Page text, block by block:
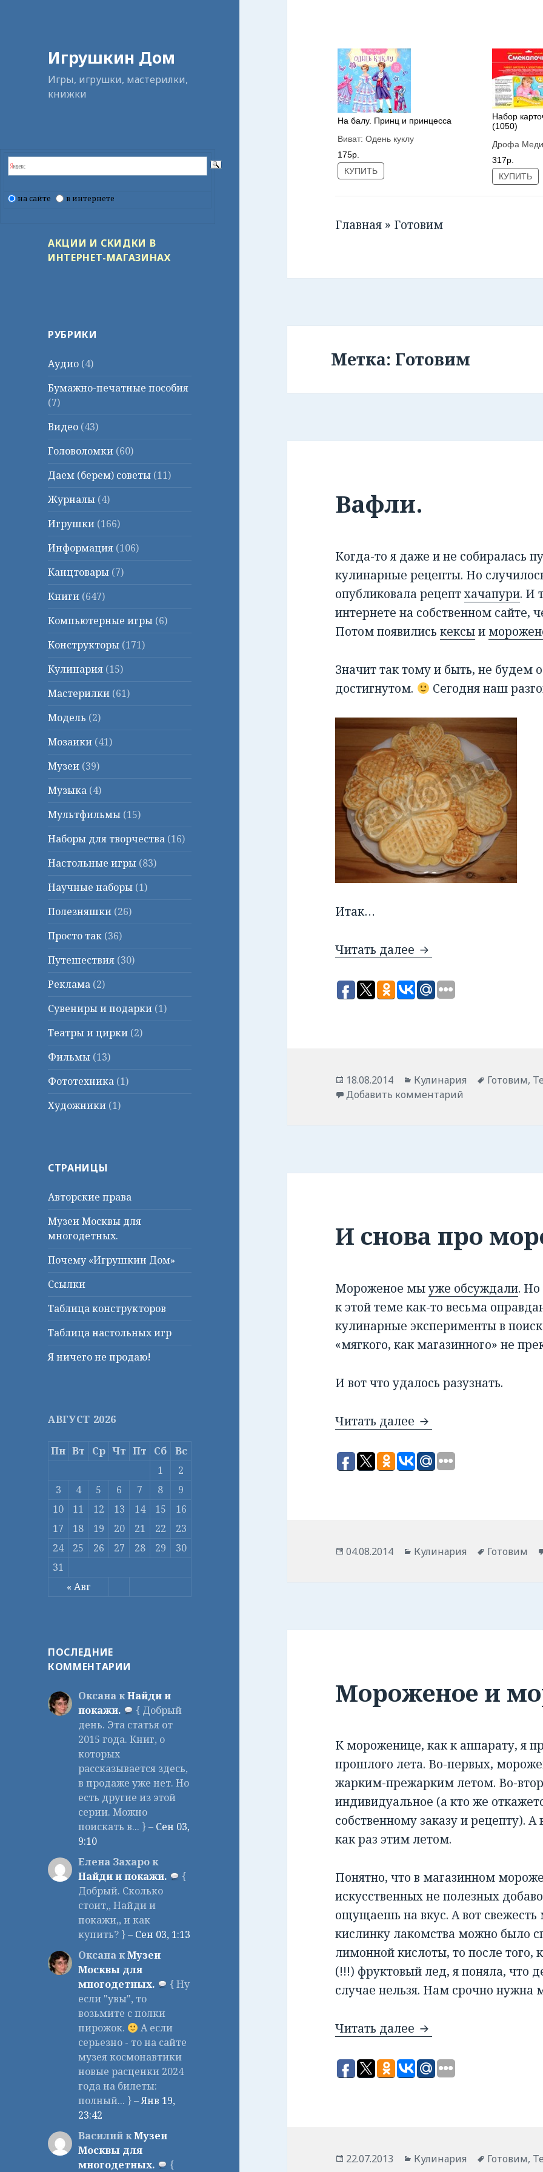
Игрушкин Дом
Игры, игрушки, мастерилки,
книжки
на сайте в интернете
АКЦИИ И СКИДКИ В
ИНТЕРНЕТ-МАГАЗИНАХ
РУБРИКИ
Аудио (4)
Бумажно-печатные пособия
(7)
Видео (43)
Головоломки (60)
Даем (берем) советы (11)
Журналы (4)
Игрушки (166)
Информация (106)
Канцтовары (7)
Книги (647)
Компьютерные игры (6)
Конструкторы (171)
Кулинария (15)
Мастерилки (61)
Модель (2)
Мозаики (41)
Музеи (39)
Музыка (4)
Мультфильмы (15)
Наборы для творчества (16)
Настольные игры (83)
Научные наборы (1)
Полезняшки (26)
Просто так (36)
Путешествия (30)
Реклама (2)
Сувениры и подарки (1)
Театры и цирки (2)
Фильмы (13)
Фототехника (1)
Художники (1)
СТРАНИЦЫ
Авторские права
Музеи Москвы для
многодетных.
Почему «Игрушкин Дом»
Ссылки
Таблица конструкторов
Таблица настольных игр
Я ничего не продаю!
АВГУСТ 2026
Пн Вт Ср Чт Пт Сб Вс
« Авг
1
2
3
4 5 6 7 8
9
10
11 12 13 14 15
16
17
18 19 20 21 22
23
24
25 26 27 28 29
30
31
ПОСЛЕДНИЕ
КОММЕНТАРИИ
Оксана кНайди и
покажи.
{ Добрый
день. Эта статья от
2015 года. Книг, о
которых
рассказывается здесь,
в продаже уже нет. Но
есть другие из этой
серии. Можно
поискать в... } – Сен 03,
9:10
Елена Захаро к
Найди и покажи.
{
Добрый. Сколько
стоит,, Найди и
покажи,, и как
купить? } – Сен 03, 1:13
Оксана кМузеи
Москвы для
многодетных.
{ Ну
если "увы", то
возьмите с полки
пирожок.
А если
серьезно - то на сайте
музея космонавтики
новые расценки 2024
года на билеты:
полный... } –Янв 19,
23:42
Василий кМузеи
Москвы для
многодетных.
{
На балу. Принц и принцесса
Виват:Одень куклу
175р.
КУПИТЬ
Набор
(1050)
Дрофа
317р.
КУПИТЬ
Главная » Готовим
Метка: Готовим
Вафли.
Когда-то я даже и не собиралась
кулинарные рецепты. Но
опубликовала рецептхачапури. И
интернете на собственном сайте,
Потом появилиськексыи
Значит так тому и быть, не будем
достигнутом.
Сегодня наш
Итак…
Читать далее Вафли.
Опубликовано
18.08.2014 Рубрики
Кулинария Метки
Готовим,
Добавить комментарий
И снова про
Мороженое мыуже обсуждали.
к этой теме как-то весьма
кулинарные эксперименты в
«мягкого, как магазинного» не
И вот что удалось разузнать.
Читать далее И снова про
Опубликовано
04.08.2014 Рубрики
Кулинария Метки
Готовим
Мороженое и
К мороженице, как к аппарату, я
прошлого лета. Во-первых,
жарким-прежарким летом. Во-
индивидуальное (а кто же
собственному заказу и рецепту). А
как раз этим летом.
Понятно, что в магазинном
искусственных не полезных
ощущаешь на вкус. А вот
кислинку лакомства можно было
лимонной кислоты, то после
(!!!) фруктовый лед, я поняла, что
случае нельзя. Нам срочно нужна
Читать далее Мороженое и
Опубликовано
22.07.2013 Рубрики
Кулинария Метки
Готовим,